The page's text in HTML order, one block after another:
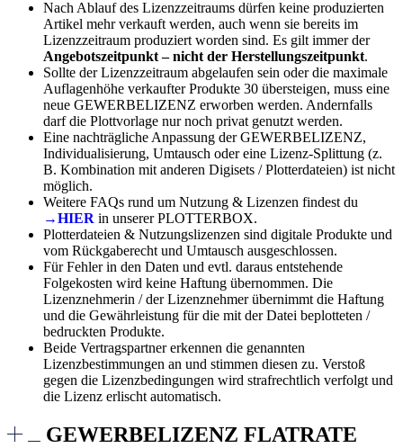
Nach Ablauf des Lizenzzeitraums dürfen keine produzierten
Artikel mehr verkauft werden, auch wenn sie bereits im
Lizenzzeitraum produziert worden sind. Es gilt immer der
Angebotszeitpunkt – nicht der Herstellungszeitpunkt.
Sollte der Lizenzzeitraum abgelaufen sein oder die maximale
Auflagenhöhe verkaufter Produkte 30 übersteigen, muss eine
neue GEWERBELIZENZ erworben werden. Andernfalls
darf die Plottvorlage nur noch privat genutzt werden.
Eine nachträgliche Anpassung der GEWERBELIZENZ,
Individualisierung, Umtausch oder eine Lizenz-Splittung (z.
B. Kombination mit anderen Digisets / Plotterdateien) ist nicht
möglich.
Weitere FAQs rund um Nutzung & Lizenzen findest du
→HIER in unserer PLOTTERBOX.
Plotterdateien & Nutzungslizenzen sind digitale Produkte und
vom Rückgaberecht und Umtausch ausgeschlossen.
Für Fehler in den Daten und evtl. daraus entstehende
Folgekosten wird keine Haftung übernommen. Die
Lizenznehmerin / der Lizenznehmer übernimmt die Haftung
und die Gewährleistung für die mit der Datei beplotteten /
bedruckten Produkte.
Beide Vertragspartner erkennen die genannten
Lizenzbestimmungen an und stimmen diesen zu. Verstoß
gegen die Lizenzbedingungen wird strafrechtlich verfolgt und
die Lizenz erlischt automatisch.
GEWERBELIZENZ FLATRATE